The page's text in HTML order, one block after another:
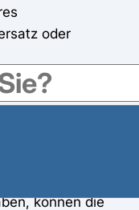
oder
können die